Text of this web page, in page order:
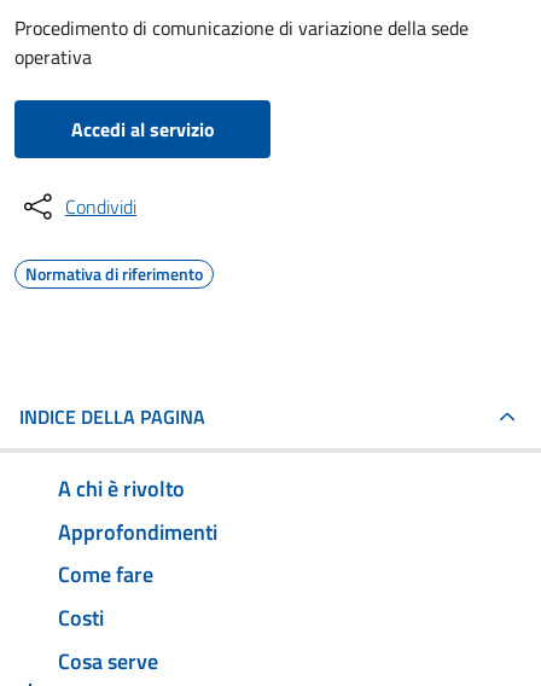
Procedimento di comunicazione di variazione della sede
operativa
Accedi al servizio
Condividi
Normativa di riferimento
INDICE DELLA PAGINA
A chi è rivolto
Approfondimenti
Come fare
Costi
Cosa serve